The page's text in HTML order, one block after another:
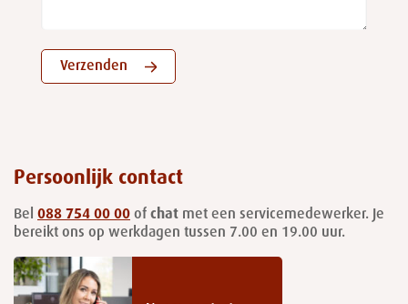
Verzenden
Persoonlijk contact
Bel 088 754 00 00 of chat met een servicemedewerker. Je
bereikt ons op werkdagen tussen 7.00 en 19.00 uur.